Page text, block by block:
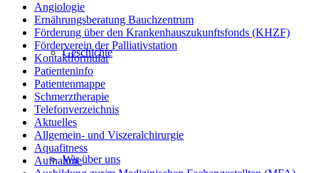
Geschichte
Wir über uns
Angiologie
Ernährungsberatung Bauchzentrum
Förderung über den Krankenhauszukunftsfonds (KHZF)
Förderverein der Palliativstation
Kontaktformular
Patienteninfo
Patientenmappe
Schmerztherapie
Telefonverzeichnis
Aktuelles
Allgemein- und Viszeralchirurgie
Aquafitness
Aufnahme